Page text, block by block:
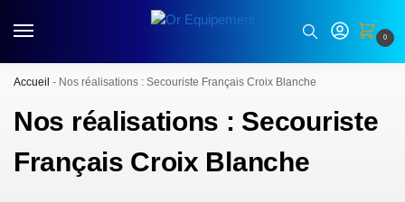
0
Accueil - Nos réalisations : Secouriste Français Croix Blanche
Nos réalisations : Secouriste
Français Croix Blanche